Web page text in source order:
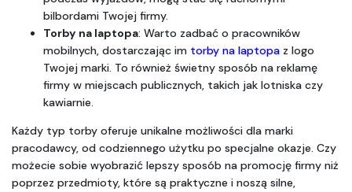
bilbordami Twojej firmy.
Torby na laptopa: Warto zadbać o pracowników
mobilnych, dostarczając im torby na laptopa z logo
Twojej marki. To również świetny sposób na reklamę
firmy w miejscach publicznych, takich jak lotniska czy
kawiarnie.
Każdy typ torby oferuje unikalne możliwości dla marki
pracodawcy, od codziennego użytku po specjalne okazje. Czy
możecie sobie wyobrazić lepszy sposób na promocję firmy niż
poprzez przedmioty, które są praktyczne i noszą silne,